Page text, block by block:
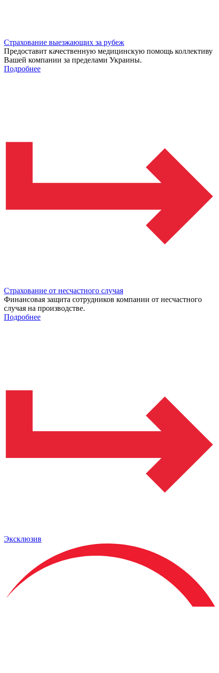
Страхование выезжающих за рубеж
Предоставит качественную медицинскую помощь коллективу
Вашей компании за пределами Украины.
Подробнее
Страхование от несчастного случая
Финансовая защита сотрудников компании от несчастного
случая на производстве.
Подробнее
Эксклюзив